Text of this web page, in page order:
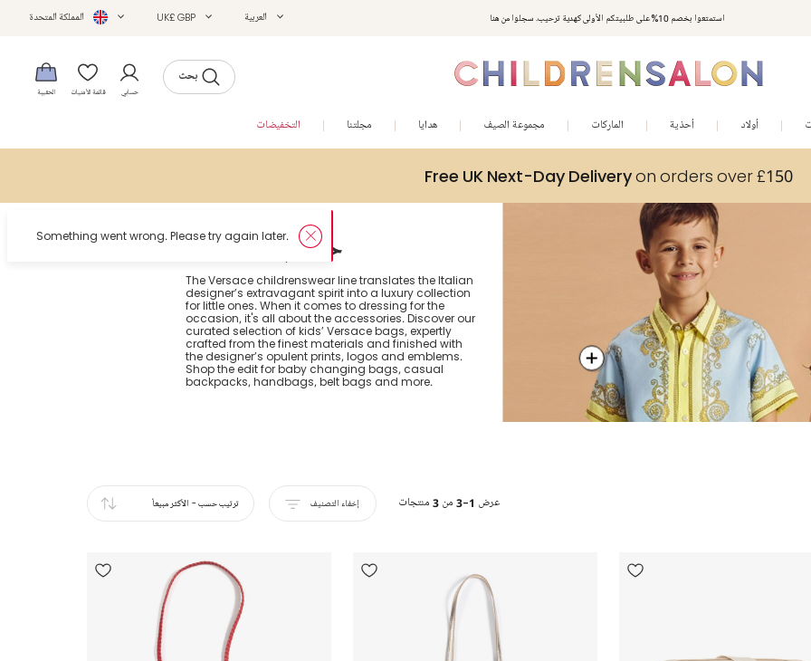
استمتعوا بخصم 10% على طلبيتكم الأولى كهدية ترحيب. سجلوا من هنا العربية UK£ GBP المملكة المتحدة
بحث
حسابي قائمة الأمنيات الحقيبة
أولاد أحذية الماركات مجموعة الصيف هدايا مجلتنا التخفيضات
Free UK Next-Day Deliveryon orders over £150
Versace حقائب
The Versace childrenswear line translates the Italian
designer’s extravagant spirit into a luxury collection
for little ones. When it comes to dressing for the
occasion, it's all about the accessories. Discover our
curated selection of kids’ Versace bags, expertly
crafted from the finest materials and finished with
the designer’s opulent prints, logos and emblems.
Shop the edit for baby changing bags, casual
backpacks, handbags, belt bags and more.
عرض 1-3 من 3 منتجات إخفاء التصنيف ترتيب حسب- الأكثر مبيعاً
Something went wrong. Please try again later.